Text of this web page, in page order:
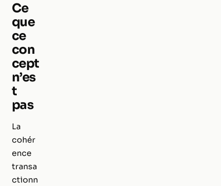
Ce
que
ce
con
cept
n’es
t
pas
La
cohér
ence
transa
ctionn